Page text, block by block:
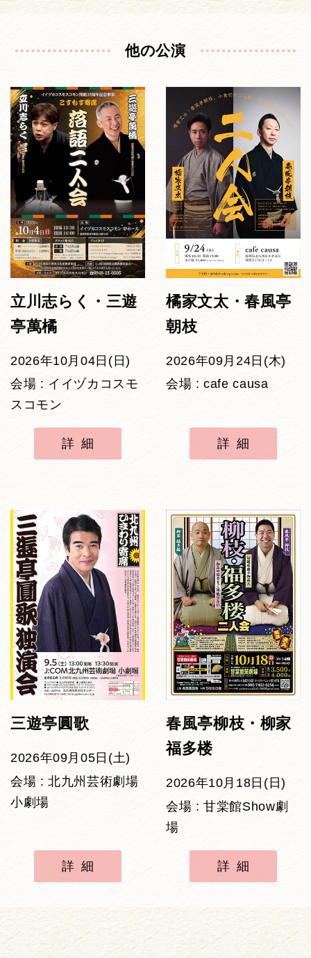
他の公演
立川志らく・三遊
亭萬橘
2026年10月04日(日)
会場 : イイヅカコスモ
スコモン
詳細
橘家文太・春風亭
朝枝
2026年09月24日(木)
会場 : cafe causa
詳細
三遊亭圓歌
2026年09月05日(土)
会場 : 北九州芸術劇場
小劇場
詳細
春風亭柳枝・柳家
福多楼
2026年10月18日(日)
会場 : 甘棠館Show劇
場
詳細